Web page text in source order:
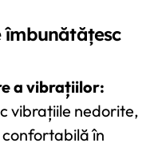
îmbunătățesc
a vibrațiilor:
vibrațiile nedorite,
în